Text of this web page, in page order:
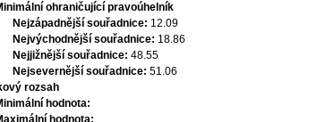
ohraničující pravoúhelník
Nejzápadnější souřadnice: 12.09
Nejvýchodnější souřadnice: 18.86
Nejjižnější souřadnice: 48.55
Nejsevernější souřadnice: 51.06
rozsah
hodnota:
hodnota: